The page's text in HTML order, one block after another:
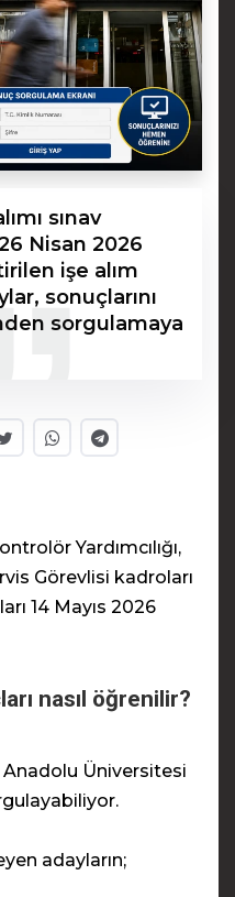
sınav
Nisan 2026
işe alım
sonuçlarını
sorgulamaya
Yardımcılığı,
Görevlisi kadroları
14 Mayıs 2026
nasıl öğrenilir?
Anadolu Üniversitesi
adayların;